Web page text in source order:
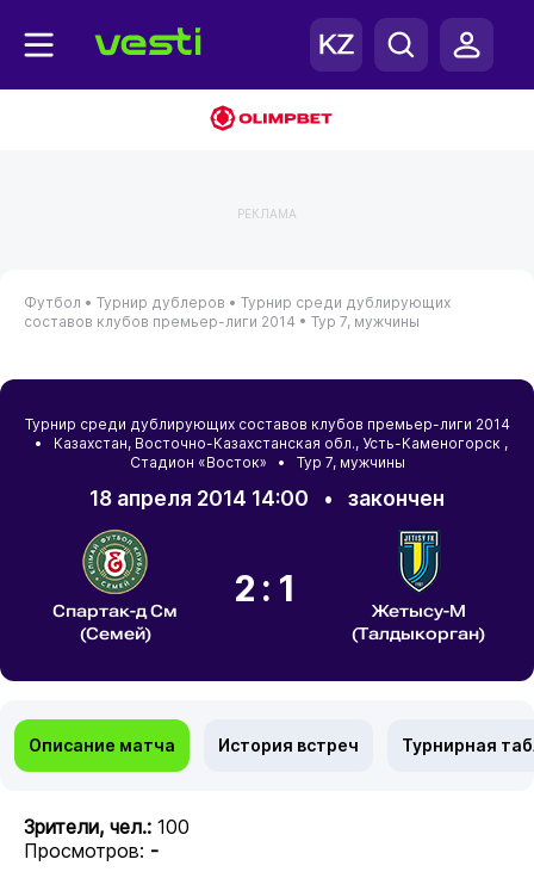
РЕКЛАМА
Футбол • Турнир дублеров • Турнир среди дублирующих
составов клубов премьер-лиги 2014 • Тур 7, мужчины
Турнир среди дублирующих составов клубов премьер-лиги 2014
• Казахстан, Восточно-Казахстанская обл., Усть-Каменогорск ,
Стадион «Восток» • Тур 7, мужчины
18 апреля 2014 14:00 • закончен
Спартак-д См
(Семей)
2:1
Жетысу-М
(Талдыкорган)
Описание матча История встреч Турнирная
Зрители, чел.: 100
Просмотров: -